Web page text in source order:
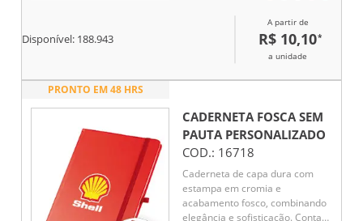
acionamento por clique.
Disponível: 188.943
A partir de
R$ 10,10*
a unidade
PRONTO EM 48 HRS
CADERNETA FOSCA SEM
PAUTAPERSONALIZADO
COD.: 16718
Caderneta de capa dura com
estampa em cromia e
acabamento fosco, combinando
elegância e sofisticação. Conta